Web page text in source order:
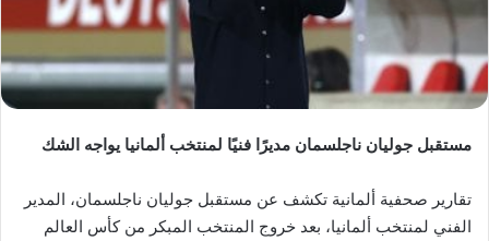
مستقبل جوليان ناجلسمان مديرًا فنيًا لمنتخب ألمانيا يواجه الشك
تقارير صحفية ألمانية تكشف عن مستقبل جوليان ناجلسمان، المدير
الفني لمنتخب ألمانيا، بعد خروج المنتخب المبكر من كأس العالم